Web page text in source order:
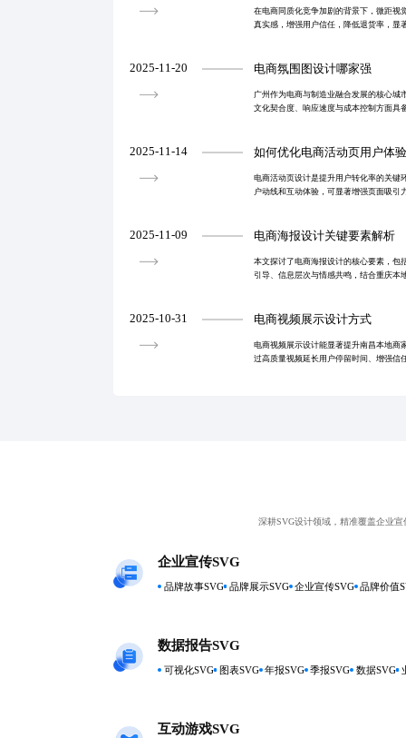
在电商同质化竞争加剧的背景下，微距视
真实感，增强用户信任，降低退货率，显
2025-11-20 电商氛围图设计哪家强
广州作为电商与制造业融合发展的核心城
文化契合度、响应速度与成本控制方面具
2025-11-14 如何优化电商活动页用户体验
电商活动页设计是提升用户转化率的关键
户动线和互动体验，可显著增强页面吸引
2025-11-09 电商海报设计关键要素解析
本文探讨了电商海报设计的核心要素，包
引导、信息层次与情感共鸣，结合重庆本
2025-10-31 电商视频展示设计方式
电商视频展示设计能显著提升南昌本地商
过高质量视频延长用户停留时间、增强信
深耕SVG设计领域，精准覆盖企业
企业宣传SVG
品牌故事SVG 品牌展示SVG 企业宣传SVG 品牌价值
数据报告SVG
可视化SVG 图表SVG 年报SVG 季报SVG 数据SVG
互动游戏SVG